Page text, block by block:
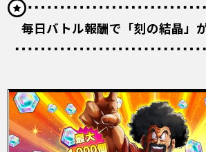
毎日バトル報酬で「刻の結晶」